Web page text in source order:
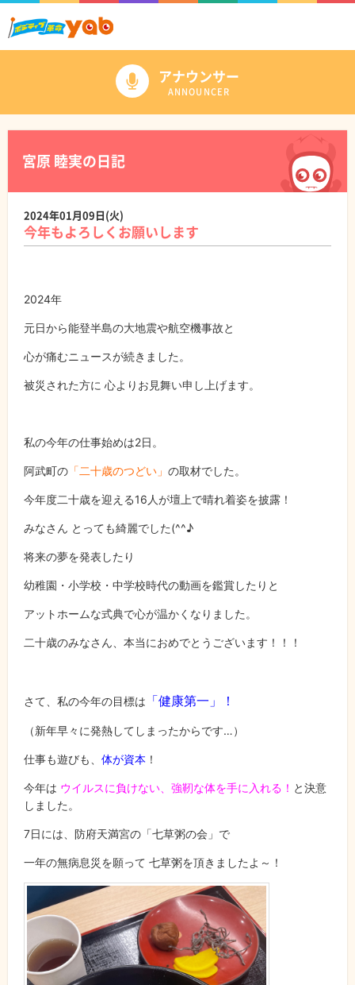
アナウンサー
ANNOUNCER
宮原 睦実の日記
2024年01月09日(火)
今年もよろしくお願いします
2024年
元日から能登半島の大地震や航空機事故と
心が痛むニュースが続きました。
被災された方に 心よりお見舞い申し上げます。
私の今年の仕事始めは2日。
阿武町の 「二十歳のつどい」 の取材でした。
今年度二十歳を迎える16人が壇上で晴れ着姿を披露！
みなさん とっても綺麗でした(^^♪
将来の夢を発表したり
幼稚園・小学校・中学校時代の動画を鑑賞したりと
アットホームな式典で心が温かくなりました。
二十歳のみなさん、本当におめでとうございます！！！
さて、私の今年の目標は 「健康第一」！
（新年早々に発熱してしまったからです…）
仕事も遊びも、 体が資本 ！
今年は ウイルスに負けない、強靭な体を手に入れる！ と決意
しました。
7日には、防府天満宮の「七草粥の会」で
一年の無病息災を願って 七草粥を頂きましたよ～！